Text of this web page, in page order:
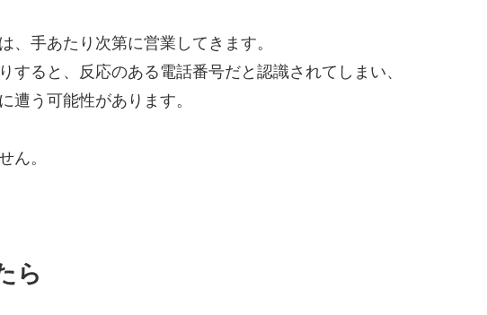
、手あたり次第に営業してきます。
すると、反応のある電話番号だと認識されてしまい、
遭う可能性があります。
ん。
ら